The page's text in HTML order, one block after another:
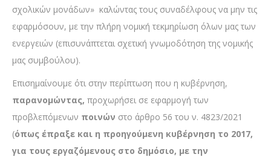
σχολικών μονάδων» καλώντας τους συναδέλφους να μην τις
εφαρμόσουν, με την πλήρη νομική τεκμηρίωση όλων μας των
ενεργειών (επισυνάπτεται σχετική γνωμοδότηση της νομικής
μας συμβούλου).
Επισημαίνουμε ότι στην περίπτωση που η κυβέρνηση,
παρανομώντας, προχωρήσει σε εφαρμογή των
προβλεπόμενων ποινών στο άρθρο 56 του ν. 4823/2021
(όπως έπραξε και η προηγούμενη κυβέρνηση το 2017,
για τους εργαζόμενους στο δημόσιο, με την